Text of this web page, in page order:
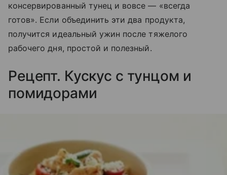
консервированный тунец и вовсе — «всегда
готов». Если объединить эти два продукта,
получится идеальный ужин после тяжелого
рабочего дня, простой и полезный.
Рецепт. Кускус с тунцом и
помидорами